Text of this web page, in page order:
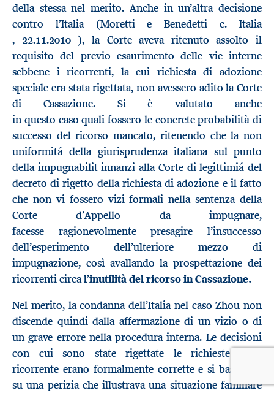
della stessa nel merito. Anche in un’altra decisione
contro l’Italia (Moretti e Benedetti c. Italia
, 22.11.2010 ), la Corte aveva ritenuto assolto il
requisito del previo esaurimento delle vie interne
sebbene i ricorrenti, la cui richiesta di adozione
speciale era stata rigettata, non avessero adito la Corte
di Cassazione. Si è valutato anche
in questo caso quali fossero le concrete probabilità di
successo del ricorso mancato, ritenendo che la non
uniformitá della giurisprudenza italiana sul punto
della impugnabilit innanzi alla Corte di legittimiá del
decreto di rigetto della richiesta di adozione e il fatto
che non vi fossero vizi formali nella sentenza della
Corte d’Appello da impugnare,
facesse ragionevolmente presagire l’insuccesso
dell’esperimento dell’ulteriore mezzo di
impugnazione, così avallando la prospettazione dei
ricorrenti circal’inutilitàdelricorso in Cassazione.
Nel merito, la condanna dell’Italia nel caso Zhou non
discende quindi dalla affermazione di un vizio o di
un grave errore nella procedura interna. Le decisioni
con cui sono state rigettate le richieste della
ricorrente erano formalmente corrette e si basavano
su una perizia che illustrava una situazione familiare